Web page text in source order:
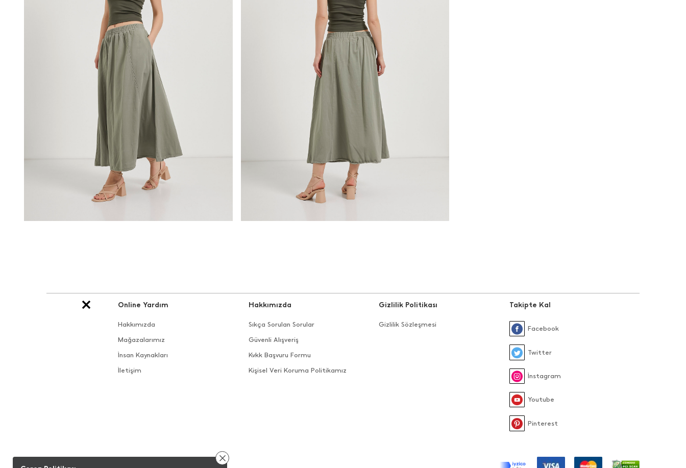
Online Yardım
Hakkımızda
Mağazalarımız
İnsan Kaynakları
İletişim
Hakkımızda
Sıkça Sorulan Sorular
Güvenli Alışveriş
Kvkk Başvuru Formu
Kişisel Veri Koruma Politikamız
Gizlilik Politikası
Gizlilik Sözleşmesi
Takipte Kal
Facebook
Twitter
İnstagram
Youtube
Pinterest